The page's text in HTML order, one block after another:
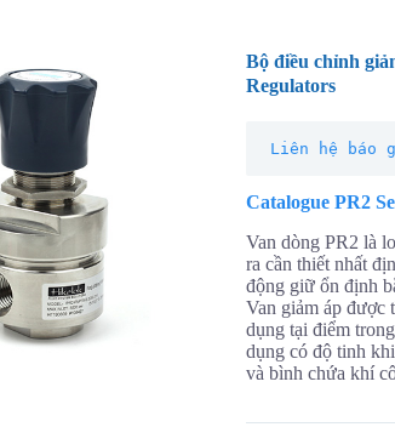
Bộ điều chỉnh
Regulators
Liên hệ báo
Catalogue PR2
Van dòng PR2 là
ra cần thiết nhất
động giữ ổn định
Van giảm áp được
dụng tại điểm
dụng có độ tinh
và bình chứa khí